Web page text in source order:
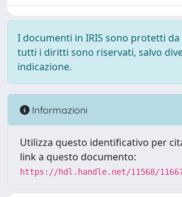
I documenti in IRIS sono protetti
tutti i diritti sono riservati, salvo
indicazione.
Informazioni
Utilizza questo identificativo per
link a questo documento:
https://hdl.handle.net/11568/